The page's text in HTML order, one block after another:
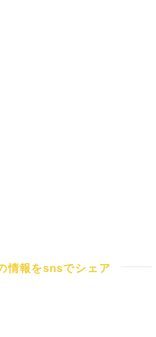
情報をsnsでシェア